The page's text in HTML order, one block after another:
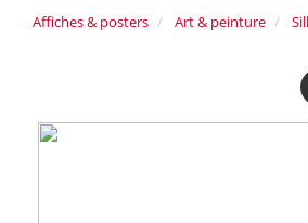
Affiches & posters Art & peinture